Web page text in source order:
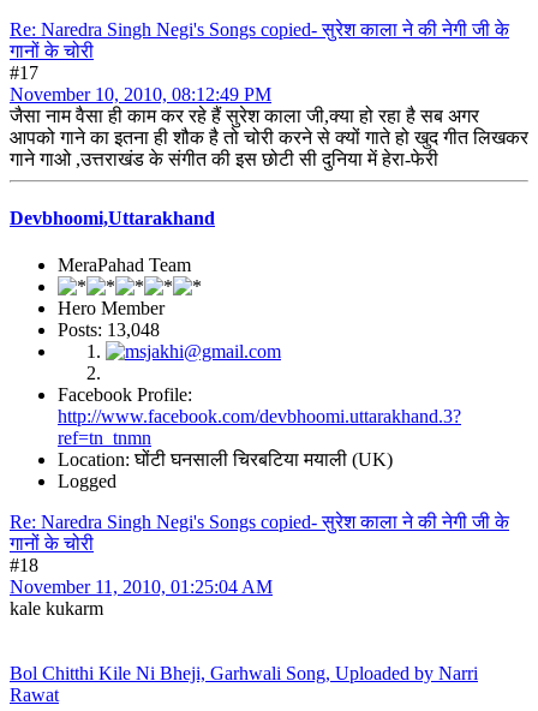
Re: Naredra Singh Negi's Songs copied- सुरेश काला ने की नेगी जी के
गानों के चोरी
#17
November 10, 2010, 08:12:49 PM
जैसा नाम वैसा ही काम कर रहे हैं सुरेश काला जी,क्या हो रहा है सब अगर
आपको गाने का इतना ही शौक है तो चोरी करने से क्यों गाते हो खुद गीत लिखकर
गाने गाओ ,उत्तराखंड के संगीत की इस छोटी सी दुनिया में हेरा-फेरी
Devbhoomi,Uttarakhand
MeraPahad Team
Hero Member
Posts: 13,048
Facebook Profile:
http://www.facebook.com/devbhoomi.uttarakhand.3?
ref=tn_tnmn
Location: घोंटी घनसाली चिरबटिया मयाली (UK)
Logged
Re: Naredra Singh Negi's Songs copied- सुरेश काला ने की नेगी जी के
गानों के चोरी
#18
November 11, 2010, 01:25:04 AM
kale kukarm
Bol Chitthi Kile Ni Bheji, Garhwali Song, Uploaded by Narri
Rawat